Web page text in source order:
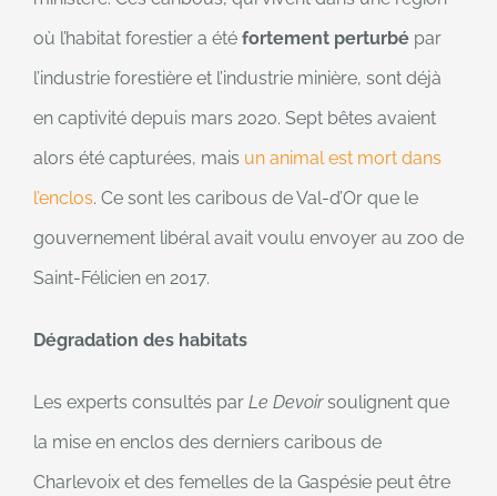
où l’habitat forestier a été fortement perturbé par
l’industrie forestière et l’industrie minière, sont déjà
en captivité depuis mars 2020. Sept bêtes avaient
alors été capturées, mais un animal est mort dans
l’enclos. Ce sont les caribous de Val-d’Or que le
gouvernement libéral avait voulu envoyer au zoo de
Saint-Félicien en 2017.
Dégradation des habitats
Les experts consultés par Le Devoirsoulignent que
la mise en enclos des derniers caribous de
Charlevoix et des femelles de la Gaspésie peut être